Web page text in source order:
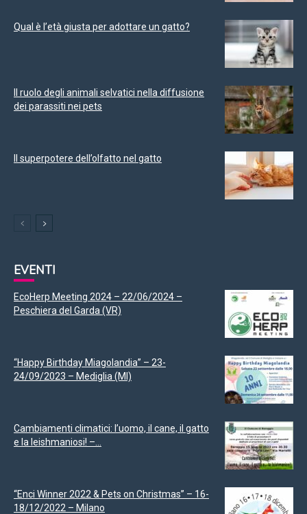
Qual è l’età giusta per adottare un gatto?
Il ruolo degli animali selvatici nella diffusione
dei parassiti nei pets
Il superpotere dell’olfatto nel gatto
EVENTI
EcoHerp Meeting 2024 – 22/06/2024 –
Peschiera del Garda (VR)
“Happy Birthday Miagolandia” – 23-
24/09/2023 – Mediglia (MI)
Cambiamenti climatici: l’uomo, il cane, il gatto
e la leishmaniosi! –...
“Enci Winner 2022 & Pets on Christmas” – 16-
18/12/2022 – Milano